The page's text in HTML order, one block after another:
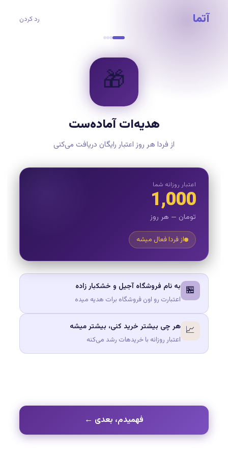
آتما رد کردن
🎁
هدیه‌ات آماده‌ست
از فردا هر روز اعتبار رایگان دریافت می‌کنی
اعتبار روزانه شما
1,000
تومان — هر روز
از فردا فعال میشه
🏪 به نام فروشگاه آجیل و خشکبار زاده
اعتبارت رو اون فروشگاه برات هدیه میده
📈 هر چی بیشتر خرید کنی، بیشتر میشه
اعتبار روزانه با خریدهات رشد می‌کنه
فهمیدم، بعدی ←